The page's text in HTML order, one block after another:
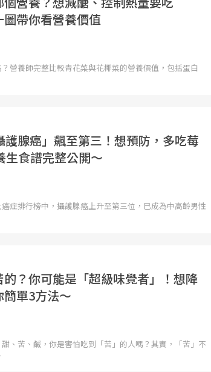
圖帶你看營養價值
營養師完整比較青花菜與花椰菜的營養價值，包括蛋白
護腺癌」飆至第三！想預防，多吃莓
生食譜完整公開～
症排行榜中，攝護腺癌上升至第三位，已成為中高齡男性
？你可能是「超級味覺者」！想降
單3方法～
、苦、鹹，你是害怕吃到「苦」的人嗎？其實，「苦」不
面對超高齡社會的浪潮，台灣正在快速邁
向「健康照護」的新時代。隨著國家政策
心議題。然而，健檢不只是醫療院所的服
前往專題
2025年，就到良醫生活祭體驗「一站式健
康新生活」，從講座、體驗到運動，全面
前往專題